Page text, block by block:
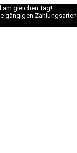
gleichen Tag!
gängigen Zahlungsarten